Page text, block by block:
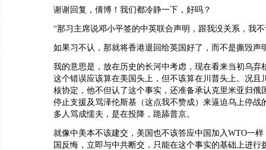
谢谢回复，倩博！我们都冷静一下，好吗？
“那习主席说邓小平签的中英联合声明，跟我没关系，我
如果习不认，那就将香港退回给英国好了，而不是撕毁声
我的意思是，放在历史的长河中考虑，现在看来当初乌弃
这个错误应该算在美国头上，但不该算在川普头上。况且
核协定，他不但认了这个事实，还准备承认克里米亚归俄
停止支援及骂泽伦斯基（这点我不赞成）来逼迫乌上停战
多人骂成懦夫，是在投降，跪舔普京。
就像中美本不该建交，美国也不该答应中国加入WTO一
国反悔，立即与中共断交，只能在这个事实的基础上进行